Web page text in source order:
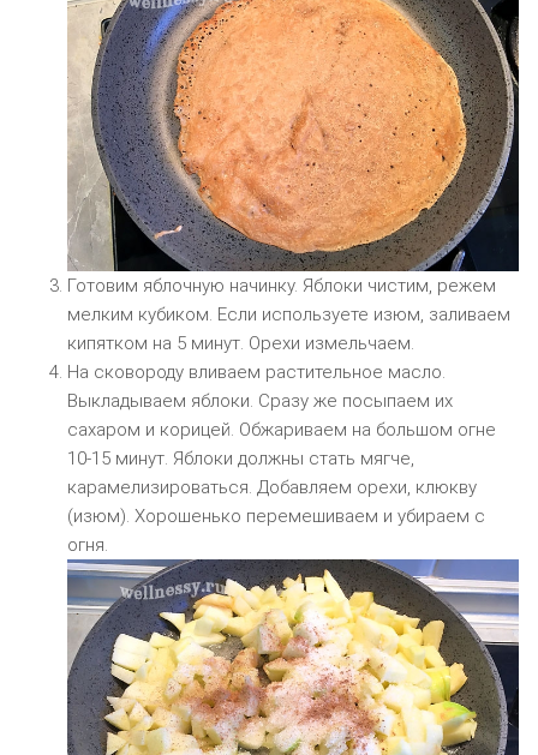
Готовим яблочную начинку. Яблоки чистим, режем
мелким кубиком. Если используете изюм, заливаем
кипятком на 5 минут. Орехи измельчаем.
На сковороду вливаем растительное масло.
Выкладываем яблоки. Сразу же посыпаем их
сахаром и корицей. Обжариваем на большом огне
10-15 минут. Яблоки должны стать мягче,
карамелизироваться. Добавляем орехи, клюкву
(изюм). Хорошенько перемешиваем и убираем с
огня.